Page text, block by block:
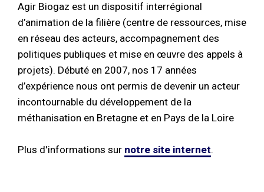
Agir Biogaz est un dispositif interrégional
d’animation de la filière (centre de ressources, mise
en réseau des acteurs, accompagnement des
politiques publiques et mise en œuvre des appels à
projets). Débuté en 2007, nos 17 années
d’expérience nous ont permis de devenir un acteur
incontournable du développement de la
méthanisation en Bretagne et en Pays de la Loire
Plus d'informations sur notre site internet.